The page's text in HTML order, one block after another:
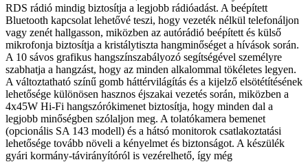
RDS rádió mindig biztosítja a legjobb rádióadást. A beépített
Bluetooth kapcsolat lehetővé teszi, hogy vezeték nélkül telefonáljon
vagy zenét hallgasson, miközben az autórádió beépített és külső
mikrofonja biztosítja a kristálytiszta hangminőséget a hívások során.
A 10 sávos grafikus hangszínszabályozó segítségével személyre
szabhatja a hangzást, hogy az minden alkalommal tökéletes legyen.
A változtatható színű gomb háttérvilágítás és a kijelző elsötétítésének
lehetősége különösen hasznos éjszakai vezetés során, miközben a
4x45W Hi-Fi hangszórókimenet biztosítja, hogy minden dal a
legjobb minőségben szólaljon meg. A tolatókamera bemenet
(opcionális SA 143 modell) és a hátsó monitorok csatlakoztatási
lehetősége tovább növeli a kényelmet és biztonságot. A készülék
gyári kormány-távirányítóról is vezérelhető, így még